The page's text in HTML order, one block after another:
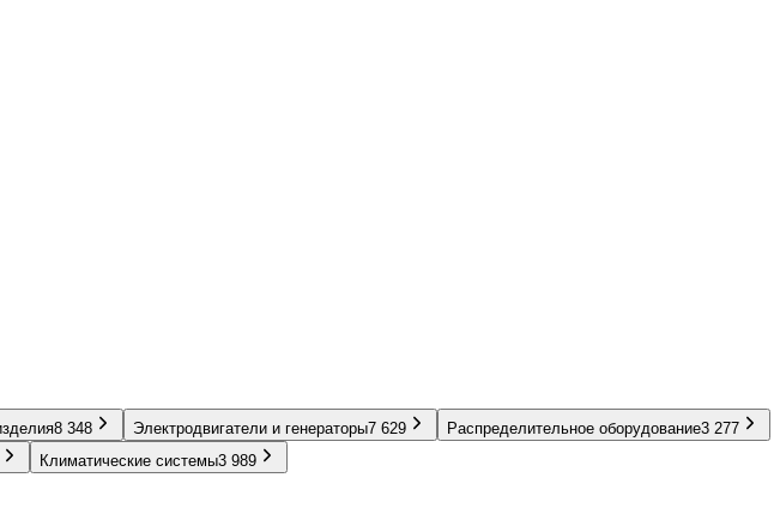
8 348 Электродвигатели и генераторы7 629 Распределительное оборудование3 277
Климатические системы3 989